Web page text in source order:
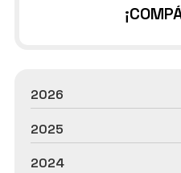
2026
2025
2024